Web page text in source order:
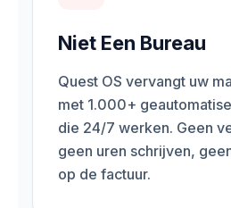
Niet Een Bureau
Quest OS vervangt uw
met 1.000+
die 24/7 werken. Geen
geen uren schrijven,
op de factuur.